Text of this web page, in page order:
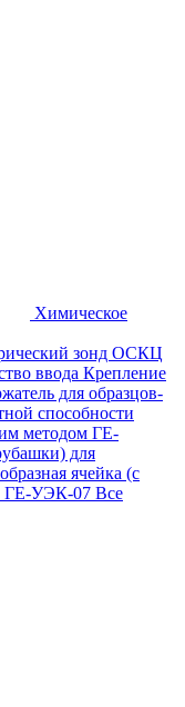
Химическое
зонд ОСКЦ
ввода Крепление
для образцов-
способности
методом ГЕ-
для
ячейка (с
ГЕ-УЭК-07 Все